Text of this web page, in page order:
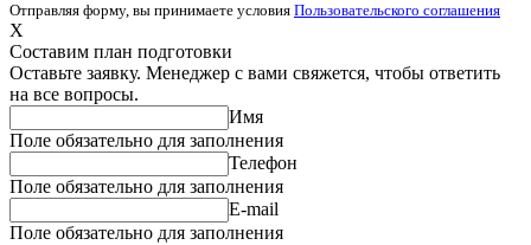
Отправляя форму, вы принимаете условия Пользовательского соглашения
X
Составим план подготовки
Оставьте заявку. Менеджер с вами свяжется, чтобы ответить
на все вопросы.
Имя
Поле обязательно для заполнения
Телефон
Поле обязательно для заполнения
E-mail
Поле обязательно для заполнения